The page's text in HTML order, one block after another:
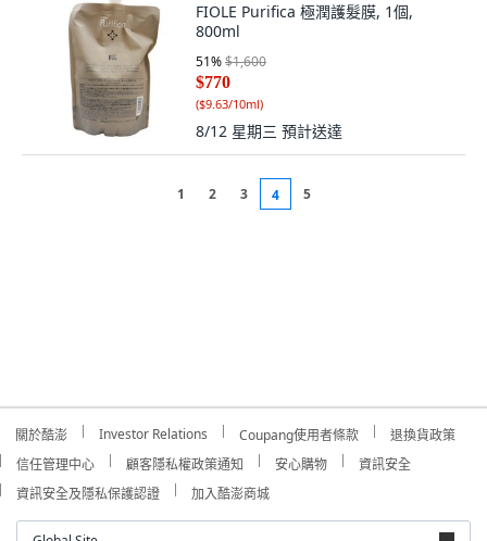
FIOLE Purifica 極潤護髮膜, 1個,
800ml
51%$1,600
$770
($9.63/10ml)
8/12 星期三 預計送達
1 2 3 4 5
關於酷澎 Investor Relations Coupang使用者條款
退換貨政策
信任管理中心
顧客隱私權政策通知 安心購物
資訊安全
資訊安全及隱私保護認證
加入酷澎商城